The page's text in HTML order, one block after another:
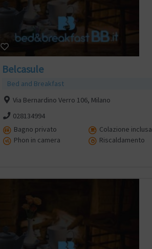
Belcasule
Bed and Breakfast
Via Bernardino Verro 106, Milano
028134994
Bagno privato
Colazione inclusa
Phon in camera
Riscaldamento